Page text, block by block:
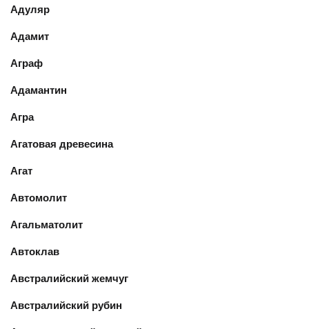
Адуляр
Адамит
Аграф
Адамантин
Агра
Агатовая древесина
Агат
Автомолит
Агальматолит
Автоклав
Австралийский жемчуг
Австралийский рубин